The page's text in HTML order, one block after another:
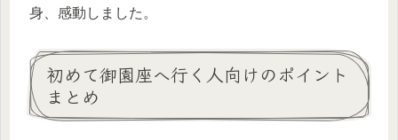
身、感動しました。
初めて御園座へ行く人向けのポイント
まとめ